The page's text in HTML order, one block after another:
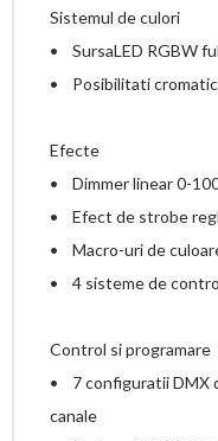
Sistemul de culori
• SursaLED RGBW
• Posibilitati
Efecte
• Dimmer linear 0-
• Efect de strobe
• Macro-uri de
• 4 sisteme de
Control si programare
• 7 configuratii DMX
canale